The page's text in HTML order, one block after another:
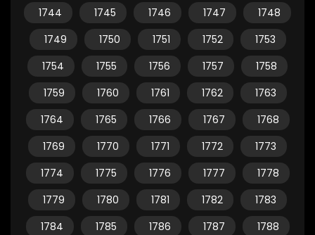
1744
1745 1746 1747
1748
1749
1750 1751 1752
1753
1754
1755 1756 1757
1758
1759
1760 1761 1762
1763
1764
1765 1766 1767
1768
1769
1770 1771 1772
1773
1774
1775 1776 1777
1778
1779
1780 1781 1782
1783
1784
1785 1786 1787
1788